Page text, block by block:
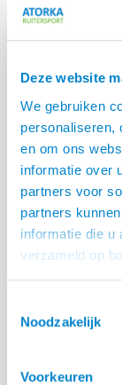
Deze website
We gebruiken
personaliseren,
en om ons
informatie over
partners voor
partners
informatie die u
verzameld op
Noodzakelijk
Voorkeuren
Platform
Lees alle blogs